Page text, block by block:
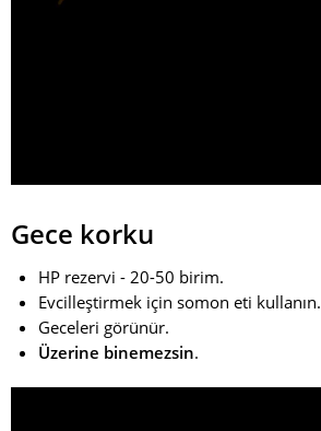
Gece korku
HP rezervi - 20-50 birim.
Evcilleştirmek için somon eti kullanın.
Geceleri görünür.
Üzerine binemezsin.